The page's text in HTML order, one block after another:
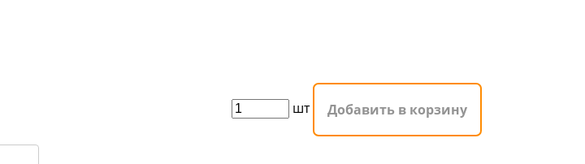
шт Добавить в корзину